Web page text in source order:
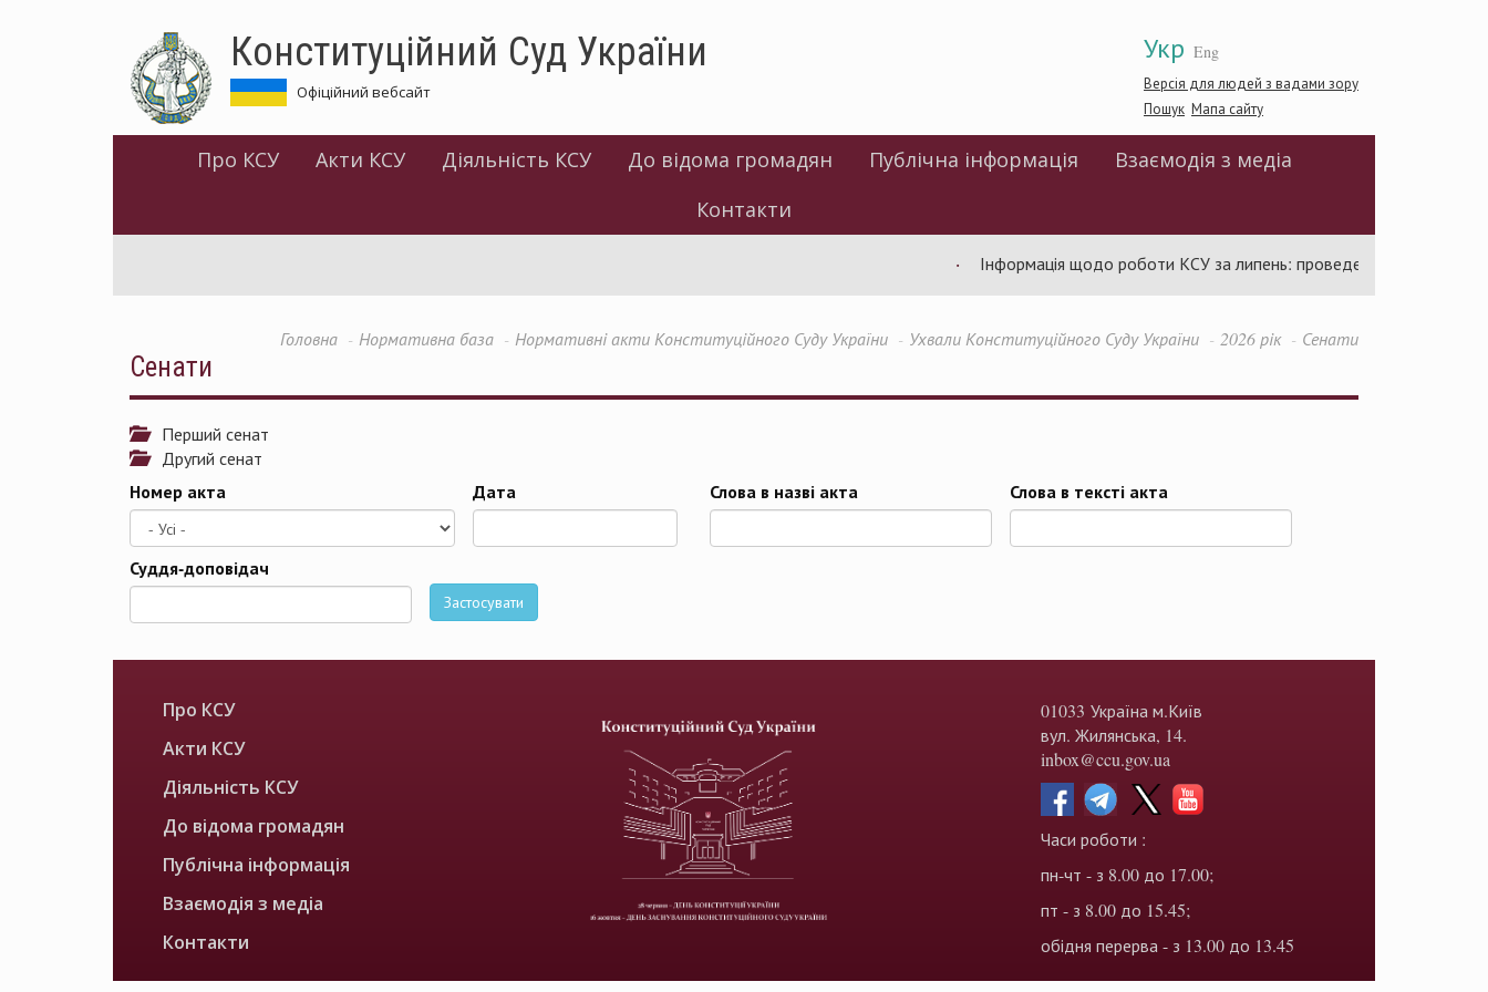
Укр Eng
Версія для людей з вадами зору
Пошук Мапа сайту
Конституційний Суд України
Офіційний вебсайт
Про КСУ Акти КСУ Діяльність КСУ До відома громадян Публічна інформація
Взаємодія з медіа
Контакти
Інформація щодо роботи КСУ за липень: проведено 94 засідання
Головна Нормативна база Нормативні акти Конституційного Суду України Ухвали Конституційного Суду України 2026 рік Сенати
Сенати
Перший сенат
Другий сенат
Номер акта Дата Слова в назві акта Слова в тексті акта
Суддя-доповідач
Застосувати
Про КСУ
Акти КСУ
Діяльність КСУ
До відома громадян
Публічна інформація
Взаємодія з медіа
Контакти
01033 Україна м.Київ
вул. Жилянська, 14.
inbox@ccu.gov.ua
Часи роботи :
пн-чт - з 8.00 до 17.00;
пт - з 8.00 до 15.45;
обідня перерва - з 13.00 до 13.45